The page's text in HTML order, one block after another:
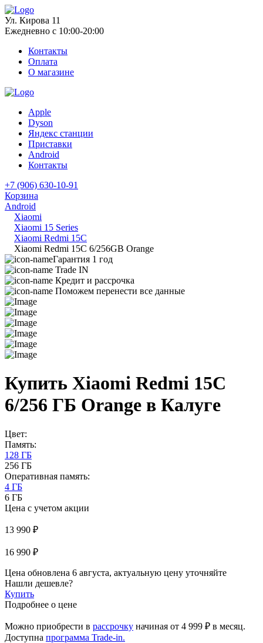
Ул. Кирова 11
Ежедневно с 10:00-20:00
Контакты
Оплата
О магазине
Apple
Dyson
Яндекс станции
Приставки
Android
Контакты
+7 (906) 630-10-91
Корзина
Android
Xiaomi
Xiaomi 15 Series
Xiaomi Redmi 15C
Xiaomi Redmi 15C 6/256GB Orange
Гарантия 1 год
Trade IN
Кредит и рассрочка
Поможем перенести все данные
Купить Xiaomi Redmi 15C
6/256 ГБ Orange в Калуге
Цвет:
Память:
128 ГБ
256 ГБ
Оперативная память:
4 ГБ
6 ГБ
Цена с учетом акции
13 990 ₽
16 990 ₽
Цена обновлена 6 августа, актуальную цену уточняйте
Нашли дешевле?
Купить
Подробнее о цене
Можно приобрести в рассрочку начиная от 4 999 ₽ в месяц.
Доступна программа Trade-in.